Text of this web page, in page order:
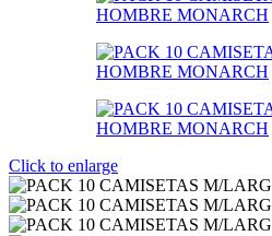
Click to enlarge